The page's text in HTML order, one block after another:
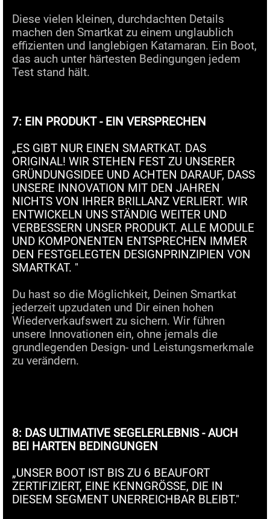
Diese vielen kleinen, durchdachten Details
machen den Smartkat zu einem unglaublich
effizienten und langlebigen Katamaran. Ein Boot,
das auch unter härtesten Bedingungen jedem
Test stand hält.
7: EIN PRODUKT - EIN VERSPRECHEN
„ES GIBT NUR EINEN SMARTKAT. DAS
ORIGINAL! WIR STEHEN FEST ZU UNSERER
GRÜNDUNGSIDEE UND ACHTEN DARAUF, DASS
UNSERE INNOVATION MIT DEN JAHREN
NICHTS VON IHRER BRILLANZ VERLIERT. WIR
ENTWICKELN UNS STÄNDIG WEITER UND
VERBESSERN UNSER PRODUKT. ALLE MODULE
UND KOMPONENTEN ENTSPRECHEN IMMER
DEN FESTGELEGTEN DESIGNPRINZIPIEN VON
SMARTKAT. "
Du hast so die Möglichkeit, Deinen Smartkat
jederzeit upzudaten und Dir einen hohen
Wiederverkaufswert zu sichern. Wir führen
unsere Innovationen ein, ohne jemals die
grundlegenden Design- und Leistungsmerkmale
zu verändern.
8: DAS ULTIMATIVE SEGELERLEBNIS - AUCH
BEI HARTEN BEDINGUNGEN
„UNSER BOOT IST BIS ZU 6 BEAUFORT
ZERTIFIZIERT, EINE KENNGRÖSSE, DIE IN
DIESEM SEGMENT UNERREICHBAR BLEIBT."